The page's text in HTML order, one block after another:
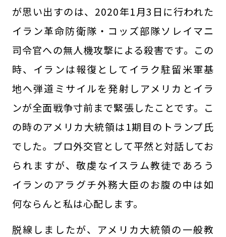
が思い出すのは、2020年1月3日に行われた
イラン革命防衛隊・コッズ部隊ソレイマニ
司令官への無人機攻撃による殺害です。この
時、イランは報復としてイラク駐留米軍基
地へ弾道ミサイルを発射しアメリカとイラ
ンが全面戦争寸前まで緊張したことです。こ
の時のアメリカ大統領は1期目のトランプ氏
でした。プロ外交官として平然と対話してお
られますが、敬虔なイスラム教徒であろう
イランのアラグチ外務大臣のお腹の中は如
何ならんと私は心配します。
脱線しましたが、アメリカ大統領の一般教